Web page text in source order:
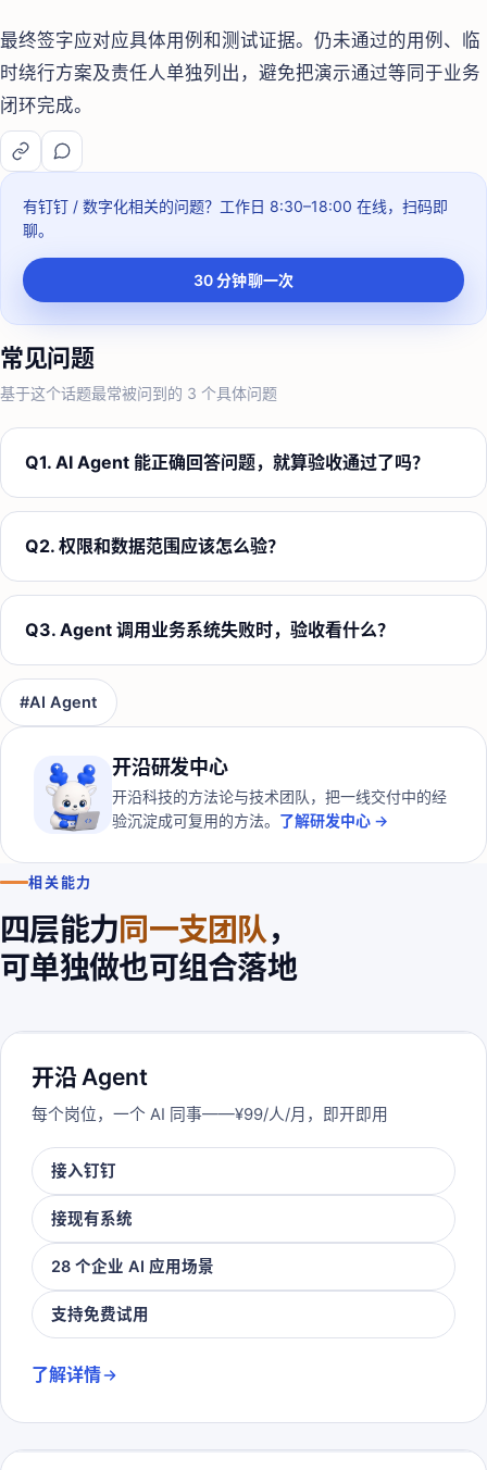
最终签字应对应具体用例和测试证据。仍未通过的用例、临
时绕行方案及责任人单独列出，避免把演示通过等同于业务
闭环完成。
有钉钉 / 数字化相关的问题？ 工作日 8:30–18:00 在线，扫码即
聊。
30 分钟聊一次
常见问题
基于这个话题最常被问到的 3 个具体问题
Q1. AI Agent 能正确回答问题，就算验收通过了吗？
Q2. 权限和数据范围应该怎么验？
Q3. Agent 调用业务系统失败时，验收看什么？
#AI Agent
开沿研发中心
开沿科技的方法论与技术团队，把一线交付中的经
验沉淀成可复用的方法。 了解研发中心 →
相关能力
四层能力同一支团队，
可单独做也可组合落地
开沿 Agent
每个岗位，一个 AI 同事——¥99/人/月，即开即用
接入钉钉
接现有系统
28 个企业 AI 应用场景
支持免费试用
了解详情